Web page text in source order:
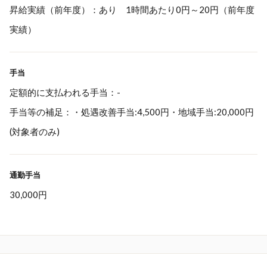
昇給実績（前年度）：あり 1時間あたり0円～20円（前年度
実績）
手当
定額的に支払われる手当：-
手当等の補足：・処遇改善手当:4,500円・地域手当:20,000円
(対象者のみ)
通勤手当
30,000円